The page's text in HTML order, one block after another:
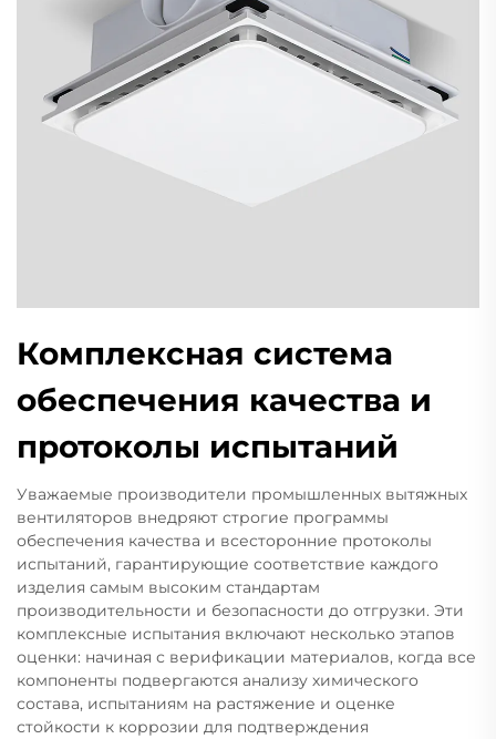
Комплексная система
обеспечения качества и
протоколы испытаний
Уважаемые производители промышленных вытяжных
вентиляторов внедряют строгие программы
обеспечения качества и всесторонние протоколы
испытаний, гарантирующие соответствие каждого
изделия самым высоким стандартам
производительности и безопасности до отгрузки. Эти
комплексные испытания включают несколько этапов
оценки: начиная с верификации материалов, когда все
компоненты подвергаются анализу химического
состава, испытаниям на растяжение и оценке
стойкости к коррозии для подтверждения